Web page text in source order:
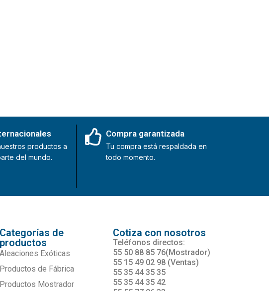
productos a
del mundo.
Compra garantizada
Tu compra está respaldada en
todo momento.
Categorías de
productos
Aleaciones Exóticas
Productos de Fábrica
Productos Mostrador
Cotiza con nosotros
Teléfonos directos:
55 50 88 85 76(Mostrador)
55 15 49 02 98 (Ventas)
55 35 44 35 35
55 35 44 35 42